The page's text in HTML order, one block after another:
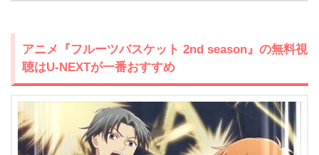
アニメ『フルーツバスケット 2nd season』の無料視
聴はU-NEXTが一番おすすめ